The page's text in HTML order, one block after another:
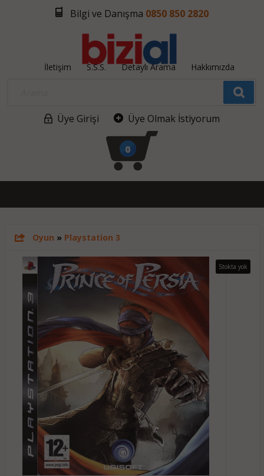
Bilgi ve Danışma 0850 850 2820
İletişim S.S.S. Detaylı Arama Hakkımızda
Üye Girişi Üye Olmak İstiyorum
0
Oyun » Playstation 3
Stokta yok